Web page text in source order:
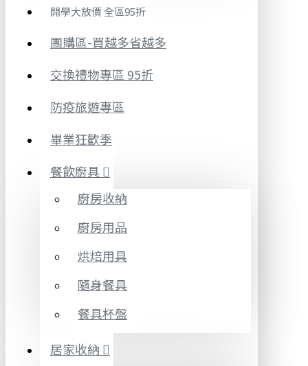
開學大放價 全區95折
團購區-買越多省越多
交換禮物專區 95折
防疫旅遊專區
畢業狂歡季
餐飲廚具
廚房收納
廚房用品
烘焙用具
隨身餐具
餐具杯盤
居家收納